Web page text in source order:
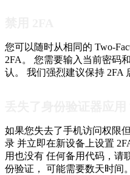
您可以随时从相同的 Two-
2FA。 您需要输入当前密码
认。 我们强烈建议保持 2FA
如果您失去了手机访问权限
录 并立即在新设备上设置
用也没有 任何备用代码，
份验证， 可能需要数天时间。